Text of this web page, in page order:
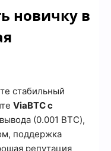
новичку в
стабильный
ViaBTC с
(0.001 BTC),
поддержка
репутация